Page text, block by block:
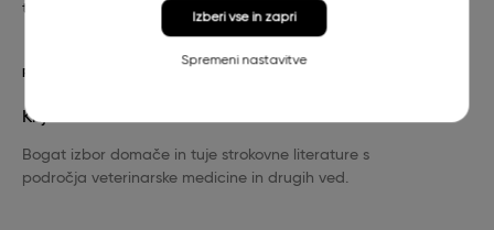
telefonska številka stalne pripravljenosti.
PREBERI VEČ
Knjižnica
Bogat izbor domače in tuje strokovne literature s
področja veterinarske medicine in drugih ved.
Spremeni nastavitve
Izberi vse in zapri